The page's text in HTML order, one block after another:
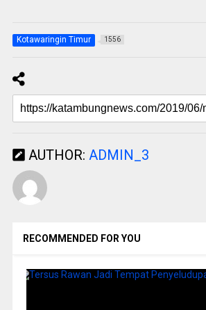
Kotawaringin Timur 1556
AUTHOR: ADMIN_3
RECOMMENDED FOR YOU